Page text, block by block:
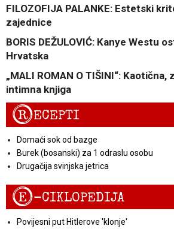
FILOZOFIJA PALANKE: Estetski
zajednice
BORIS DEŽULOVIĆ: Kanye Westu
Hrvatska
„MALI ROMAN O TIŠINI“:
intimna knjiga
RECEPTI
Domaći sok od bazge
Burek (bosanski) za 1 odraslu osobu
Drugačija svinjska jetrica
E-CIKLOPEDIJA
Povijesni put Hitlerove 'klonje'